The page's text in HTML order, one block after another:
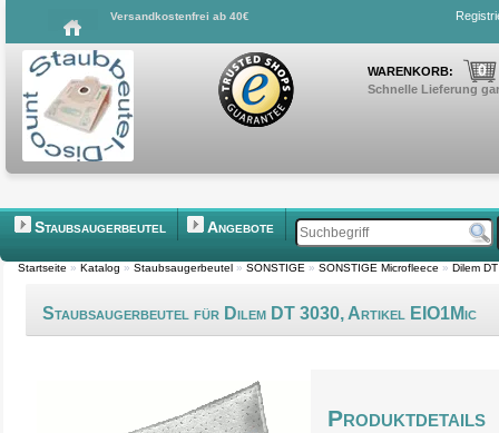
Versandkostenfrei ab 40€
WARENKORB: 0
Schnelle Lieferung
Staubsaugerbeutel Angebote
Startseite » Katalog » Staubsaugerbeutel » SONSTIGE » SONSTIGE Microfleece » Dilem
Staubsaugerbeutel für Dilem DT 3030, Artikel EIO1Mic
Produktdetails